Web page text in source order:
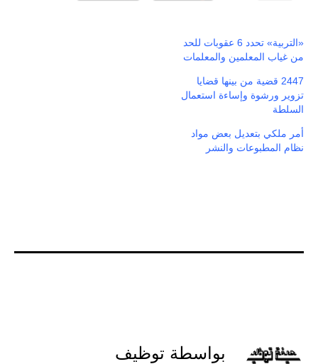
«التربية» تحدد 6 عقوبات للحد
من غياب المعلمين والمعلمات
2447 قضية من بينها قضايا
تزوير ورشوة وإساءة استعمال
السلطة
أمر ملكي بتعديل بعض مواد
نظام المطبوعات والنشر
بواسطة توظيف